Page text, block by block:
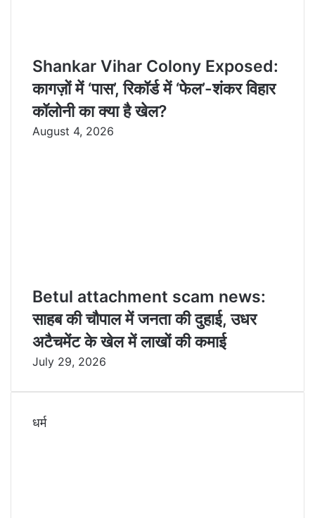
Shankar Vihar Colony Exposed:
कागज़ों में ‘पास’, रिकॉर्ड में ‘फेल’-शंकर विहार
कॉलोनी का क्या है खेल?
August 4, 2026
Betul attachment scam news:
साहब की चौपाल में जनता की दुहाई, उधर
अटैचमेंट के खेल में लाखों की कमाई
July 29, 2026
धर्म